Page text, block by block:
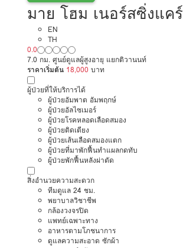
มาย โฮม เนอร์สซิ่งแคร์
EN
TH
0.0
7.0 กม. ศูนย์ดูแลผู้สูงอายุ แยกติวานนท์
ราคาเริ่มต้น 18,000 บาท
ผู้ป่วยที่ให้บริการได้
ผู้ป่วยอัมพาต อัมพฤกษ์
ผู้ป่วยอัลไซเมอร์
ผู้ป่วยโรคหลอดเลือดสมอง
ผู้ป่วยติดเตียง
ผู้ป่วยเส้นเลือดสมองแตก
ผู้ป่วยที่มาพักฟื้นทำแผลกดทับ
ผู้ป่วยพักฟื้นหลังผ่าตัด
สิ่งอำนวยความสะดวก
ทีมดูแล 24 ชม.
พยาบาลวิชาชีพ
กล้องวงจรปิด
แพทย์เฉพาะทาง
อาหารตามโภชนาการ
ดูแลความสะอาด ซักผ้า